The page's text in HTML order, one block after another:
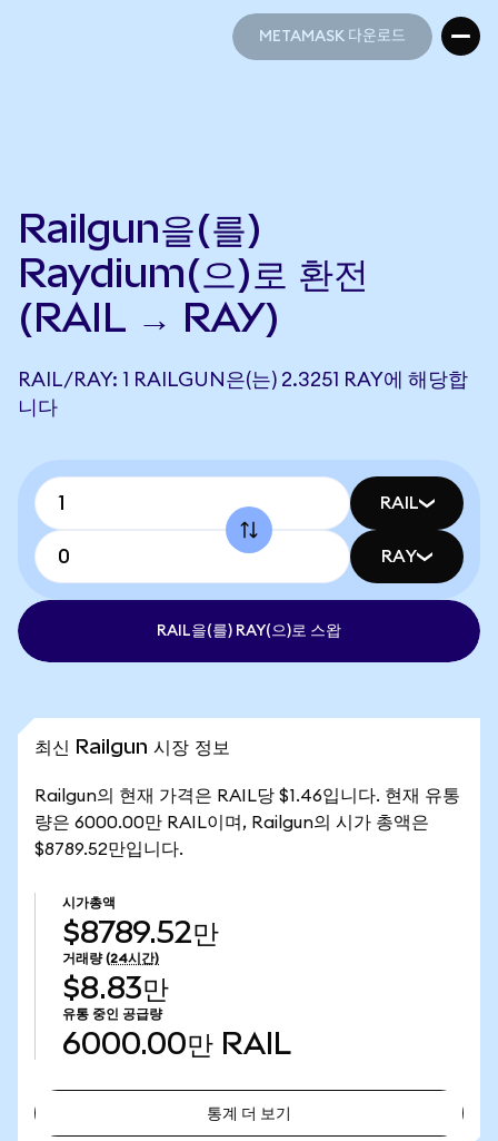
METAMASK 다운로드
Railgun을(를)
Raydium(으)로 환전
(RAIL → RAY)
RAIL/RAY: 1 RAILGUN은(는) 2.3251 RAY에 해당합
니다
RAIL
RAY
RAIL을(를) RAY(으)로 스왑
최신 Railgun 시장 정보
Railgun의 현재 가격은 RAIL당 $1.46입니다. 현재 유통
량은 6000.00만 RAIL이며, Railgun의 시가 총액은
$8789.52만입니다.
시가총액
$8789.52만
거래량 (24시간)
$8.83만
유통 중인 공급량
6000.00만 RAIL
통계 더 보기